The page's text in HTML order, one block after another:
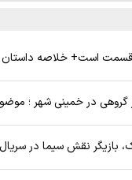
است+ خلاصه داستان
گروهی در خمینی شهر ؛
بازیگر نقش سیما در